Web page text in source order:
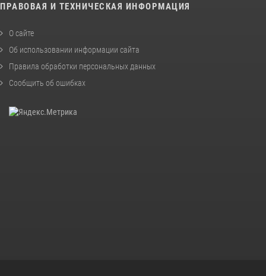
ПРАВОВАЯ И ТЕХНИЧЕСКАЯ ИНФОРМАЦИЯ
О сайте
Об использовании информации сайта
Правила обработки персональных данных
Сообщить об ошибках